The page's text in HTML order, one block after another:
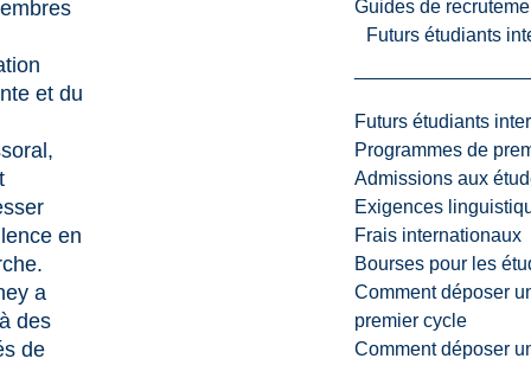
Guides de
Futurs étudiants
Futurs étudiants
Programmes de
Admissions aux
Exigences
Frais internationaux
Bourses pour les
Comment déposer
premier cycle
Comment déposer
et du
en
a
des
de